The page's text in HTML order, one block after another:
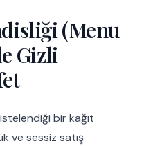
(Menu
Gizli
bir kağıt
ve sessiz satış